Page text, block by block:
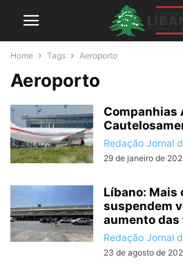
Home Tags Aeroporto
Aeroporto
Companhias
Redação Jornal
29 de janeiro de
Líbano: Mais
suspendem
aumento das
Redação Jornal
23 de agosto de